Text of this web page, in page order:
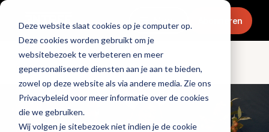
Deze website slaat cookies op je computer op.
Deze cookies worden gebruikt om je
websitebezoek te verbeteren en meer
gepersonaliseerde diensten aan je aan te bieden,
zowel op deze website als via andere media. Zie ons
Privacybeleid voor meer informatie over de cookies
die we gebruiken.
Wij volgen je sitebezoek niet indien je de cookie
Menu Abonneren
Ondernemen